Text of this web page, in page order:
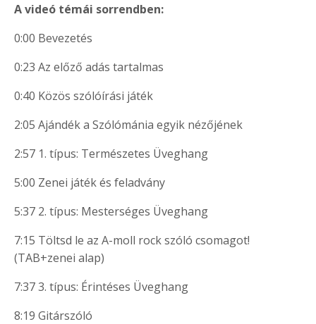
A videó témái sorrendben:
0:00 Bevezetés
0:23 Az előző adás tartalmas
0:40 Közös szólóírási játék
2:05 Ajándék a Szólómánia egyik nézőjének
2:57 1. típus: Természetes Üveghang
5:00 Zenei játék és feladvány
5:37 2. típus: Mesterséges Üveghang
7:15 Töltsd le az A-moll rock szóló csomagot!
(TAB+zenei alap)
7:37 3. típus: Érintéses Üveghang
8:19 Gitárszóló